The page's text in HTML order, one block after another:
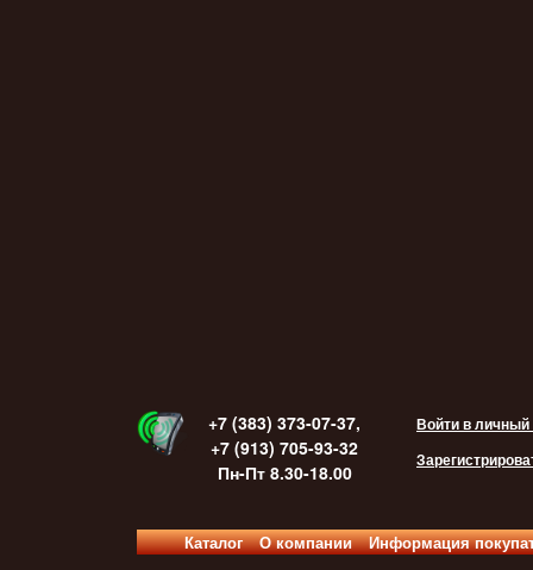
+7 (383) 373-07-37,
+7 (913) 705-93-32
Пн-Пт 8.30-18.00
Войти в личный
Каталог О компании Информация